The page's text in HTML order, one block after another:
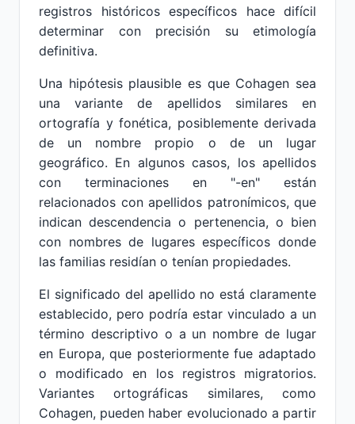
registros históricos específicos hace difícil
determinar con precisión su etimología
definitiva.
Una hipótesis plausible es que Cohagen sea
una variante de apellidos similares en
ortografía y fonética, posiblemente derivada
de un nombre propio o de un lugar
geográfico. En algunos casos, los apellidos
con terminaciones en "-en" están
relacionados con apellidos patronímicos, que
indican descendencia o pertenencia, o bien
con nombres de lugares específicos donde
las familias residían o tenían propiedades.
El significado del apellido no está claramente
establecido, pero podría estar vinculado a un
término descriptivo o a un nombre de lugar
en Europa, que posteriormente fue adaptado
o modificado en los registros migratorios.
Variantes ortográficas similares, como
Cohagen, pueden haber evolucionado a partir